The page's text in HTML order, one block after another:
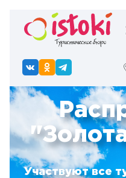
Участвуют все